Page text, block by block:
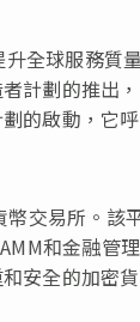
全球服務質
計劃的推出
的啟動，它
交易所。
和金融管
安全的加密